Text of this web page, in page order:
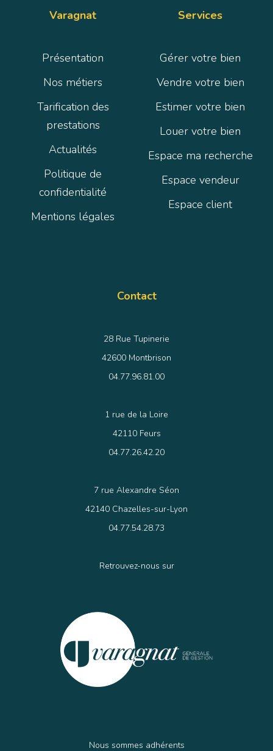
Varagnat
Présentation
Nos métiers
Tarification des
prestations
Actualités
Politique de
confidentialité
Mentions légales
Services
Gérer votre bien
Vendre votre bien
Estimer votre bien
Louer votre bien
Espace ma recherche
Espace vendeur
Espace client
Contact
28 Rue Tupinerie
42600 Montbrison
04.77.96.81.00
1 rue de la Loire
42110 Feurs
04.77.26.42.20
7 rue Alexandre Séon
42140 Chazelles-sur-Lyon
04.77.54.28.73
Retrouvez-nous sur
Nous sommes adhérents